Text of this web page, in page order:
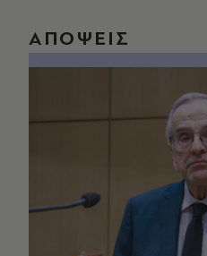
ΑΠΟΨΕΙΣ